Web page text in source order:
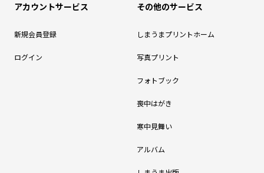
アカウントサービス
新規会員登録
ログイン
その他のサービス
しまうまプリントホーム
写真プリント
フォトブック
喪中はがき
寒中見舞い
アルバム